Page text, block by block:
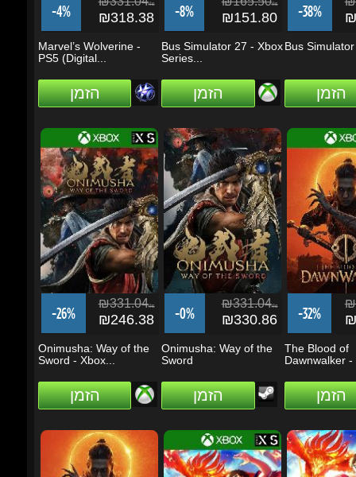
הזמן הזמן הזמן
-26%
₪331.04ils
₪246.38
Onimusha: Way of the
Sword - Xbox...
הזמן
-0%
₪331.04ils
₪330.86
Onimusha: Way of the
Sword
הזמן
-32%
The Blood of
Dawnwalker -
הזמן